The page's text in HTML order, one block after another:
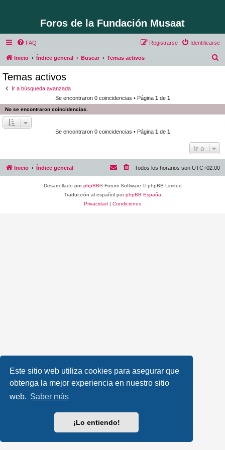
Este sitio web utiliza cookies para asegurar que
obtenga la mejor experiencia en nuestro sitio
web. Saber más
¡Lo entiendo!
Foros de la Fundación Musaat
FAQ Identificarse
Registrarse
Inicio Índice general Buscar Temas activos
a
Temas activos
Ir a búsqueda avanzada
Se encontraron 0 coincidencias • Página 1 de 1
No se encontraron coincidencias.
Se encontraron 0 coincidencias • Página 1 de 1
Ir a
Inicio Índice general Todos los horarios son UTC+02:00
Desarrollado porphpBB® Forum Software © phpBB Limited
Traducción al español porphpBB España
Privacidad | Condiciones